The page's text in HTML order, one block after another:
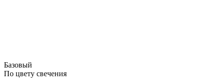
Базовый
По цвету свечения